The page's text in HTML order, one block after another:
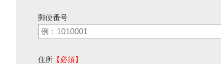
郵便番号
住所 【必須】